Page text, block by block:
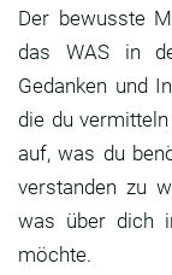
Der bewusste
das WAS in
Gedanken und
die du
auf, was du
verstanden zu
was über dich
möchte.